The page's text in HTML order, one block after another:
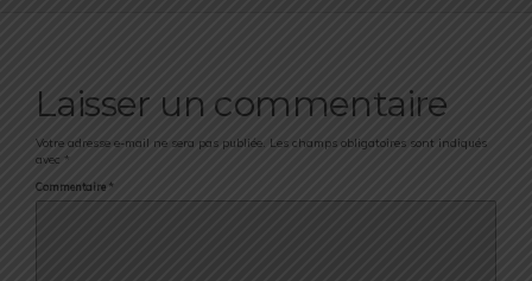
Laisser un commentaire
Votre adresse e-mail ne sera pas publiée. Les champs obligatoires sont indiqués
avec *
Commentaire *